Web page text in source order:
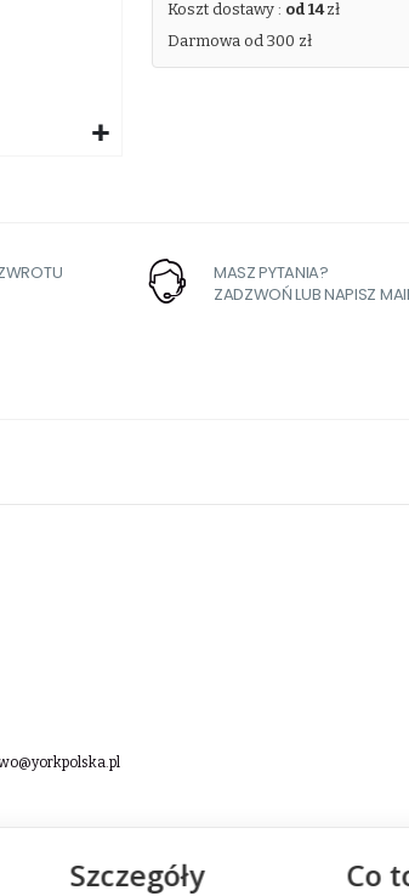
Koszt dostawy : od 14zł
Darmowa od 300 zł
MASZ PYTANIA?
ZADZWOŃ LUB NAPISZ
Szczegóły Co